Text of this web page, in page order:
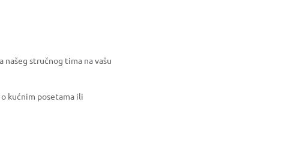
našeg stručnog tima na vašu
kućnim posetama ili